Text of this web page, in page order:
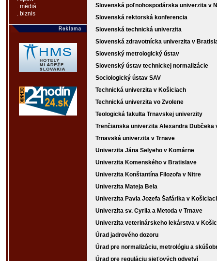
. médiá
. biznis
Slovenská poľnohospodárska univerzita v
Slovenská rektorská konferencia
Slovenská technická univerzita
Slovenská zdravotnícka univerzita v
Slovenský metrologický ústav
Slovenský ústav technickej normalizácie
Sociologický ústav SAV
Technická univerzita v Košiciach
Technická univerzita vo Zvolene
Teologická fakulta Trnavskej univerzity
Trenčianska univerzita Alexandra Dubčeka
Trnavská univerzita v Trnave
Univerzita Jána Selyeho v Komárne
Univerzita Komenského v Bratislave
Univerzita Konštantína Filozofa v Nitre
Univerzita Mateja Bela
Univerzita Pavla Jozefa Šafárika v
Univerzita sv. Cyrila a Metoda v Trnave
Univerzita veterinárskeho lekárstva v
Úrad jadrového dozoru
Úrad pre normalizáciu, metrológiu a
Úrad pre reguláciu sieťových odvetví